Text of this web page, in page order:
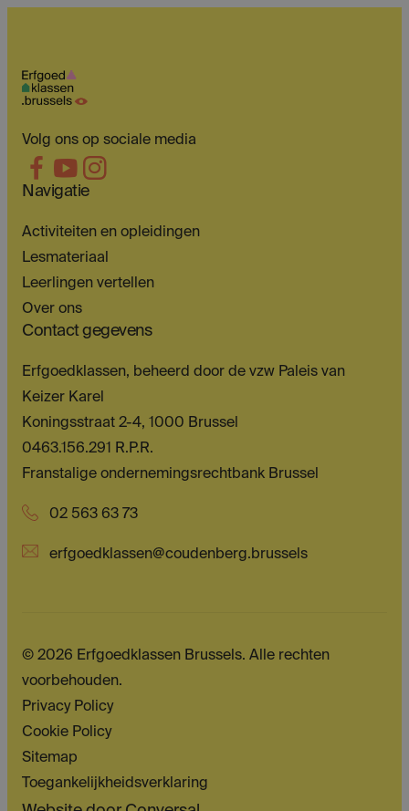
Volg ons op sociale media
Navigatie
Activiteiten en opleidingen
Lesmateriaal
Leerlingen vertellen
Over ons
Contact gegevens
Erfgoedklassen, beheerd door de vzw Paleis van
Keizer Karel
Koningsstraat 2-4, 1000 Brussel
0463.156.291 R.P.R.
Franstalige ondernemingsrechtbank Brussel
02 563 63 73
erfgoedklassen@coudenberg.brussels
© 2026 Erfgoedklassen Brussels. Alle rechten
voorbehouden.
Privacy Policy
Cookie Policy
Sitemap
Toegankelijkheidsverklaring